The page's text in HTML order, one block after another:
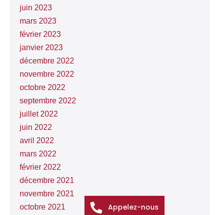
juin 2023
mars 2023
février 2023
janvier 2023
décembre 2022
novembre 2022
octobre 2022
septembre 2022
juillet 2022
juin 2022
avril 2022
mars 2022
février 2022
décembre 2021
novembre 2021
octobre 2021
Appelez-nous